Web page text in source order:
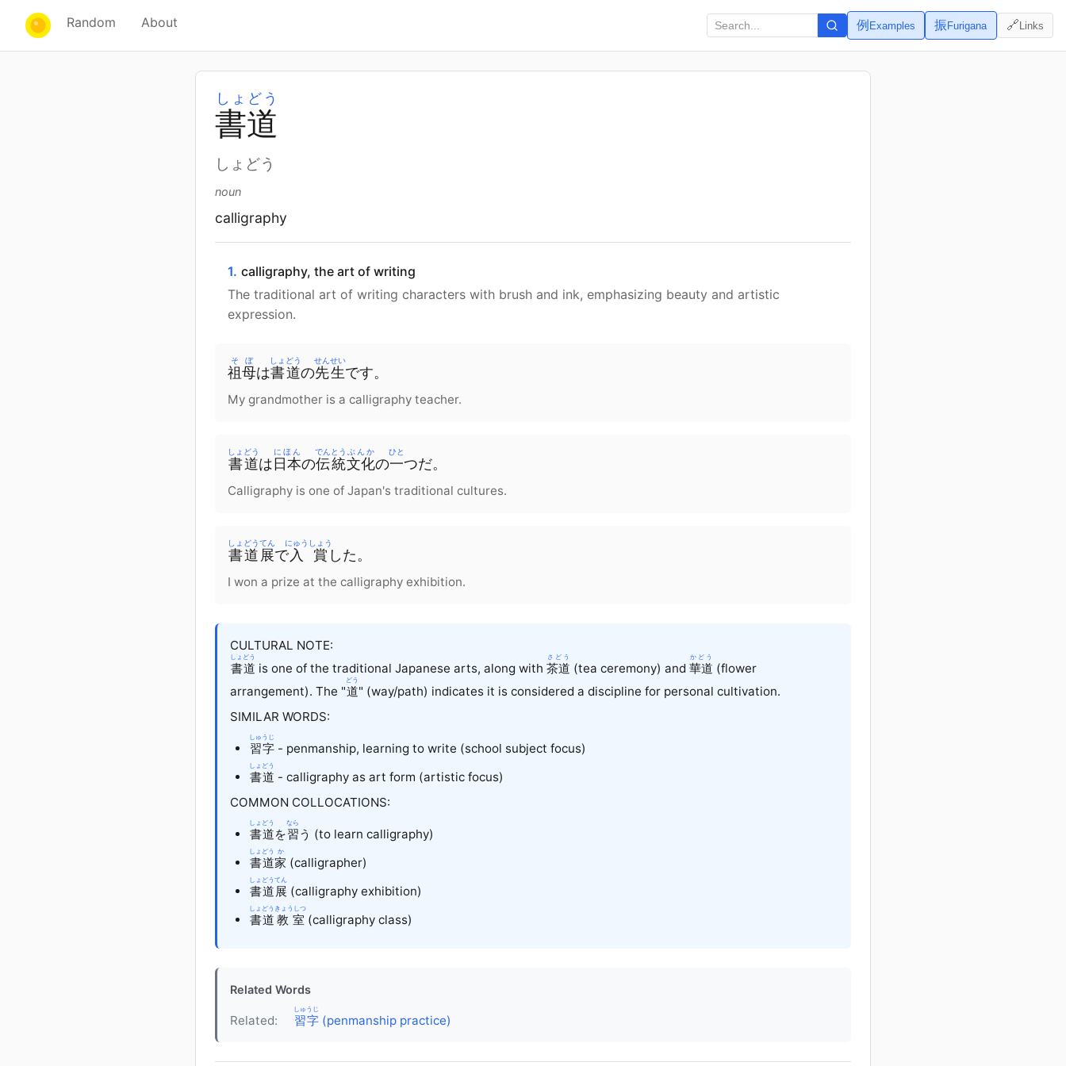
Random About 例 Examples 振Furigana 🔗Links
書道
しょどう
しょどう
noun
calligraphy
1. calligraphy, the art of writing
The traditional art of writing characters with brush and ink, emphasizing beauty and artistic
expression.
祖母
そぼ
は書道
しょどう
の先生
せんせい
です。
My grandmother is a calligraphy teacher.
書道
しょどう
は 日本
にほん
の伝統
でんとう
文化
ぶんか
の一
ひと
つだ。
Calligraphy is one of Japan's traditional cultures.
書道
しょどう
展
てん
で入賞
にゅうしょう
した。
I won a prize at the calligraphy exhibition.
CULTURAL NOTE:
書道
しょどう
is one of the traditional Japanese arts, along with 茶道
さどう
(tea ceremony) and 華道
かどう
(flower
arrangement). The "道
どう
" (way/path) indicates it is considered a discipline for personal cultivation.
SIMILAR WORDS:
習字
しゅうじ
- penmanship, learning to write (school subject focus)
書道
しょどう
- calligraphy as art form (artistic focus)
COMMON COLLOCATIONS:
書道
しょどう
を習
なら
う (to learn calligraphy)
書道
しょどう
家
か
(calligrapher)
書道
しょどう
展
てん
(calligraphy exhibition)
書道
しょどう
教室
きょうしつ
(calligraphy class)
Related Words
Related: 習字
しゅうじ
(penmanship practice)